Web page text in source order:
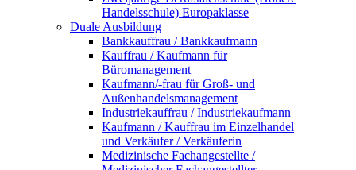
Handelsschule) Europaklasse
Duale Ausbildung
Bankkauffrau / Bankkaufmann
Kauffrau / Kaufmann für
Büromanagement
Kaufmann/-frau für Groß- und
Außenhandelsmanagement
Industriekauffrau / Industriekaufmann
Kaufmann / Kauffrau im Einzelhandel
und Verkäufer / Verkäuferin
Medizinische Fachangestellte /